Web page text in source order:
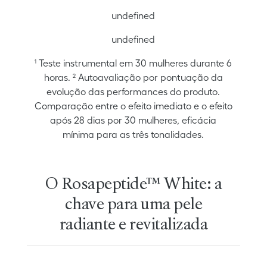
undefined
undefined
¹ Teste instrumental em 30 mulheres durante 6
horas. ² Autoavaliação por pontuação da
evolução das performances do produto.
Comparação entre o efeito imediato e o efeito
após 28 dias por 30 mulheres, eficácia
mínima para as três tonalidades.
O Rosapeptide™ White: a
chave para uma pele
radiante e revitalizada